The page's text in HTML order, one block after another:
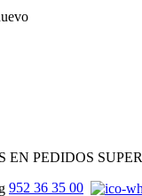
EN PEDIDOS
952 36 35 00